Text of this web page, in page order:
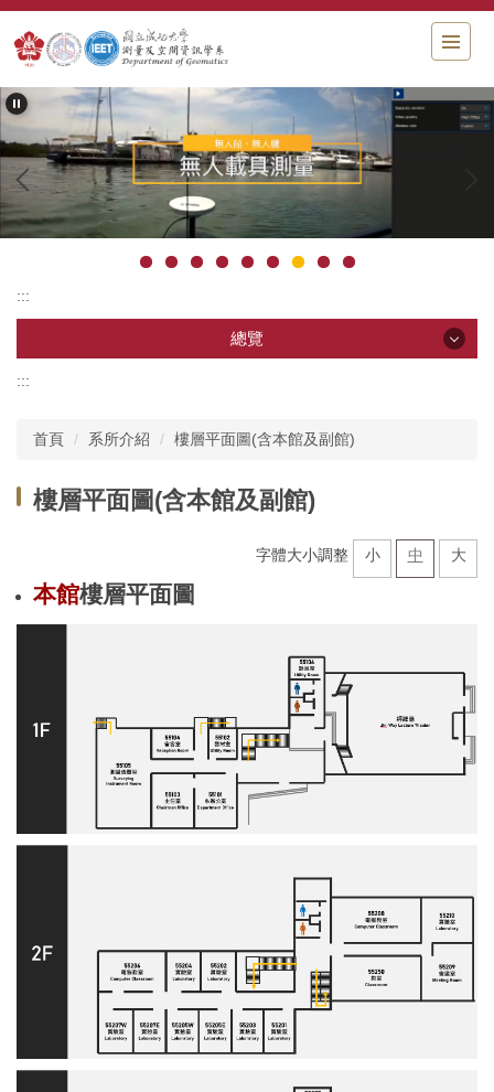
跳
到
主
要
內
容
區
塊
:::
總覽
系所影片
系所介紹
教學資訊
:::
首頁 系所介紹 樓層平面圖(含本館及副館)
樓層平面圖(含本館及副館)
字體大小調整 小 中 大
本館樓層平面圖